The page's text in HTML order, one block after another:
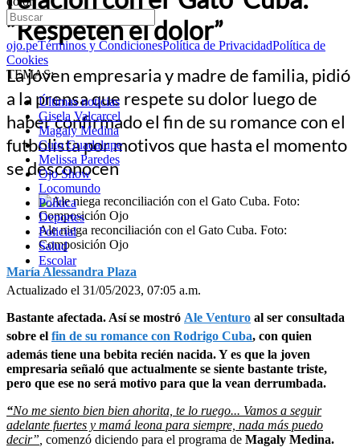
ojo.peTérminos y CondicionesPolítica de PrivacidadPolítica de
Cookies
TEMAS:
Últimas noticias
Gisela Valcarcel
Magaly Medina
Cuto Guadalupe
Melissa Paredes
Ojo Show
Locomundo
Política
Deportes
Policial
Salud
Escolar
“Respeten el dolor”
La joven empresaria y madre de familia, pidió
a la prensa que respete su dolor luego de
haber confirmado el fin de su romance con el
futbolista por motivos que hasta el momento
se desconocen
Ale niega reconciliación con el Gato Cuba. Foto:
Composición Ojo
María Alessandra Plaza
Actualizado el 31/05/2023, 07:05 a.m.
Bastante afectada. Así se mostró Ale Venturo al ser consultada
sobre el fin de su romance con Rodrigo Cuba, con quien
además tiene una bebita recién nacida. Y es que la joven
empresaria señaló que actualmente se siente bastante triste,
pero que ese no será motivo para que la vean derrumbada.
“No me siento bien bien ahorita, te lo ruego... Vamos a seguir
adelante fuertes y mamá leona para siempre, nada más puedo
decir” comenzó diciendo para el programa de Magaly Medina.